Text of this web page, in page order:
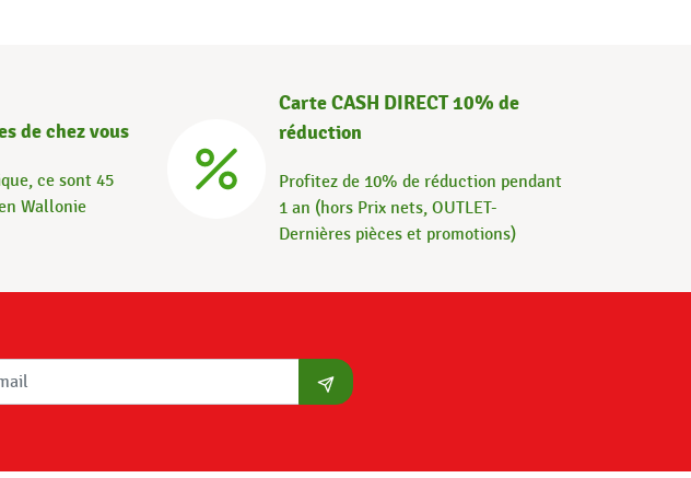
de chez vous
ce sont 45
Wallonie
Carte CASH DIRECT 10% de
réduction
Profitez de 10% de réduction pendant
1 an (hors Prix nets, OUTLET-
Dernières pièces et promotions)
S'abonner